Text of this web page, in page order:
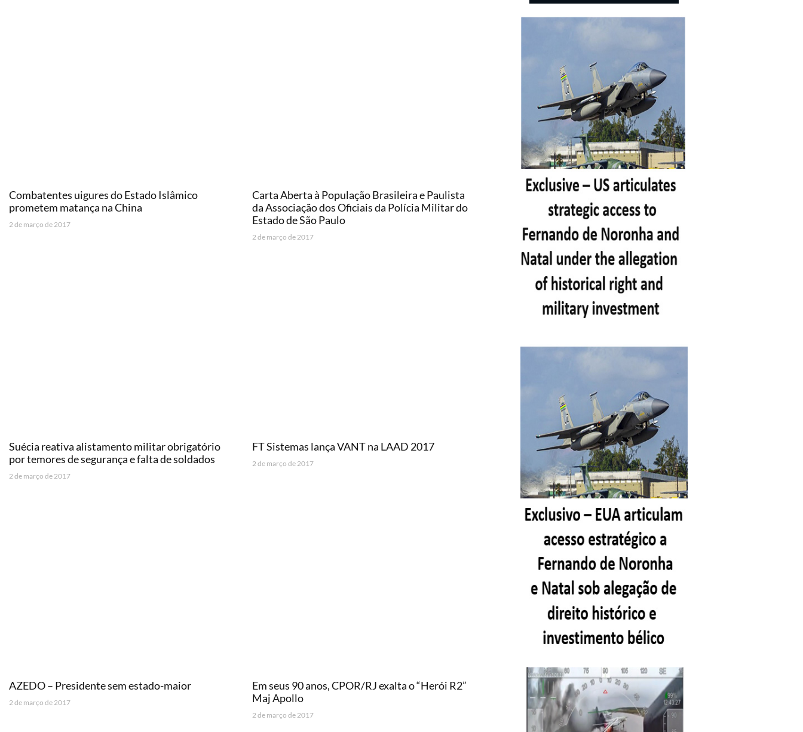
Combatentes uigures do Estado Islâmico
prometem matança na China
2 de março de 2017
Carta Aberta à População Brasileira e Paulista
da Associação dos Oficiais da Polícia Militar do
Estado de São Paulo
2 de março de 2017
Suécia reativa alistamento militar obrigatório
por temores de segurança e falta de soldados
2 de março de 2017
FT Sistemas lança VANT na LAAD 2017
2 de março de 2017
AZEDO – Presidente sem estado-maior
2 de março de 2017
Em seus 90 anos, CPOR/RJ exalta o “Herói R2”
Maj Apollo
2 de março de 2017